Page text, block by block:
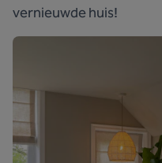
vernieuwde huis!